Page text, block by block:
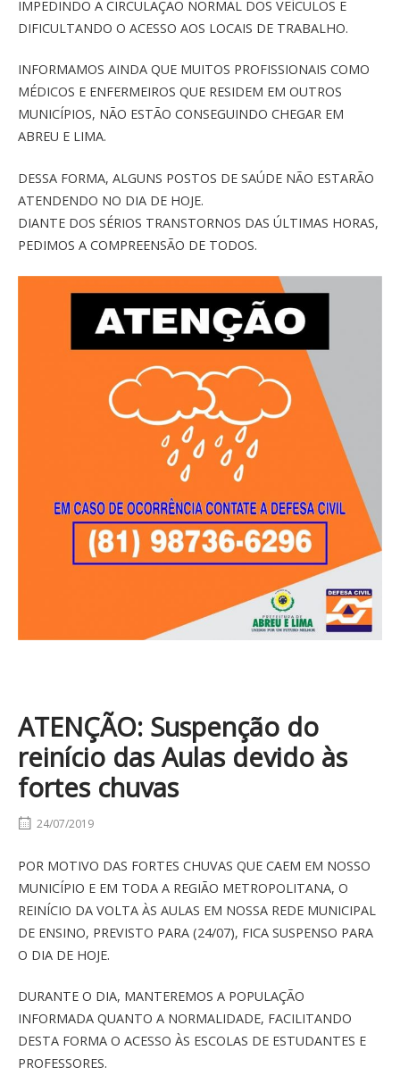
IMPEDINDO A CIRCULAÇÃO NORMAL DOS VEÍCULOS E
DIFICULTANDO O ACESSO AOS LOCAIS DE TRABALHO.
INFORMAMOS AINDA QUE MUITOS PROFISSIONAIS COMO
MÉDICOS E ENFERMEIROS QUE RESIDEM EM OUTROS
MUNICÍPIOS, NÃO ESTÃO CONSEGUINDO CHEGAR EM
ABREU E LIMA.
DESSA FORMA, ALGUNS POSTOS DE SAÚDE NÃO ESTARÃO
ATENDENDO NO DIA DE HOJE.
DIANTE DOS SÉRIOS TRANSTORNOS DAS ÚLTIMAS HORAS,
PEDIMOS A COMPREENSÃO DE TODOS.
ATENÇÃO: Suspenção do
reinício das Aulas devido às
fortes chuvas
24/07/2019
POR MOTIVO DAS FORTES CHUVAS QUE CAEM EM NOSSO
MUNICÍPIO E EM TODA A REGIÃO METROPOLITANA, O
REINÍCIO DA VOLTA ÀS AULAS EM NOSSA REDE MUNICIPAL
DE ENSINO, PREVISTO PARA (24/07), FICA SUSPENSO PARA
O DIA DE HOJE.
DURANTE O DIA, MANTEREMOS A POPULAÇÃO
INFORMADA QUANTO A NORMALIDADE, FACILITANDO
DESTA FORMA O ACESSO ÀS ESCOLAS DE ESTUDANTES E
PROFESSORES.